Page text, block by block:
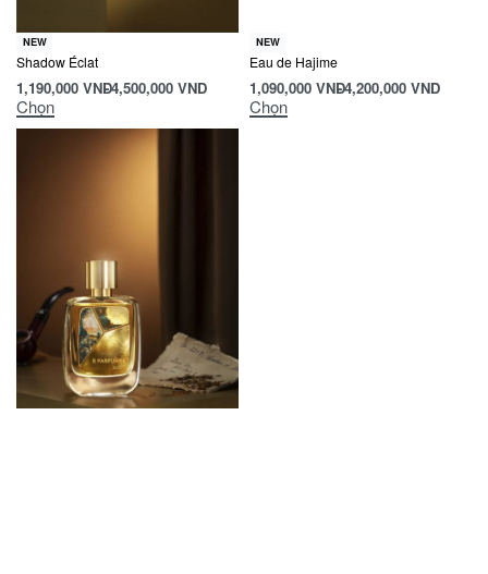
NEW
Shadow Éclat
1,190,000 VND4,500,000VND
Chọn
NEW
Eau de Hajime
1,090,000 VND4,200,000VND
Chọn